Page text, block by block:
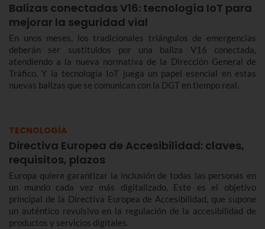
Balizas conectadas V16: tecnología IoT para
mejorar la seguridad vial
En unos meses, los tradicionales triángulos de emergencias
deberán ser sustituidos por una baliza V16 conectada,
atendiendo a la nueva normativa de la Dirección General de
Tráfico. Y la tecnología IoT juega un papel esencial en estas
nuevas balizas que se comunican con la DGT en tiempo real.
TECNOLOGÍA
Directiva Europea de Accesibilidad: claves,
requisitos, plazos
Europa quiere garantizar la inclusión de todas las personas en
un mundo cada vez más digitalizado. Este es el objetivo
principal de la Directiva Europea de Accesibilidad, que supone
un auténtico revulsivo en la regulación de la accesibilidad de
productos y servicios digitales.